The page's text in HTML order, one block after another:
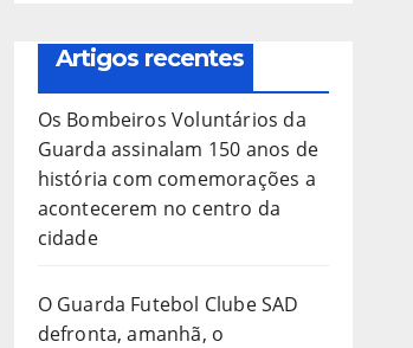
Artigos recentes
Os Bombeiros Voluntários da
Guarda assinalam 150 anos de
história com comemorações a
acontecerem no centro da
cidade
O Guarda Futebol Clube SAD
defronta, amanhã, o